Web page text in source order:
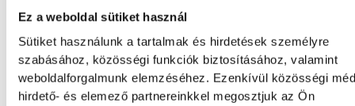
Ez a weboldal sütiket használ
Sütiket használunk a tartalmak és hirdetések személyre
szabásához, közösségi funkciók biztosításához, valamint
weboldalforgalmunk elemzéséhez. Ezenkívül közösségi
hirdető- és elemező partnereinkkel megosztjuk az Ön